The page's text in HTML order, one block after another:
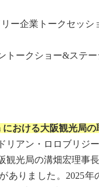
ー企業トークセッシ
トークショー&ステ
おける大阪観光局の
リアン・ロロブリジ
観光局の溝畑宏理事
ありました。2025年